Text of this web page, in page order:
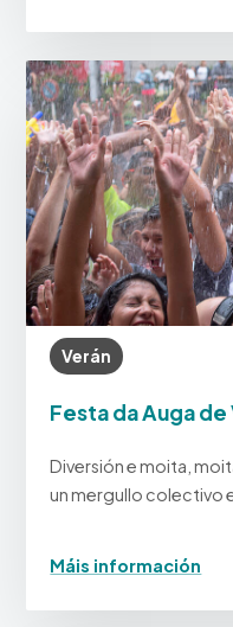
Verán
Festa da Auga de
Diversión e moita,
un mergullo colectivo
Máis información